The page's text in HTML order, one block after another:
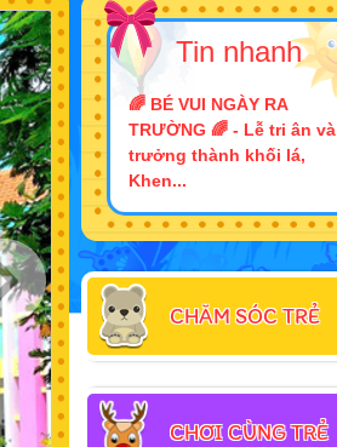
Tin nhanh
🌈 BÉ VUI NGÀY RA
TRƯỜNG 🌈 - Lễ tri ân và
trưởng thành khối lá,
Khen...
CHĂM SÓC TRẺ
CHƠI CÙNG TRẺ